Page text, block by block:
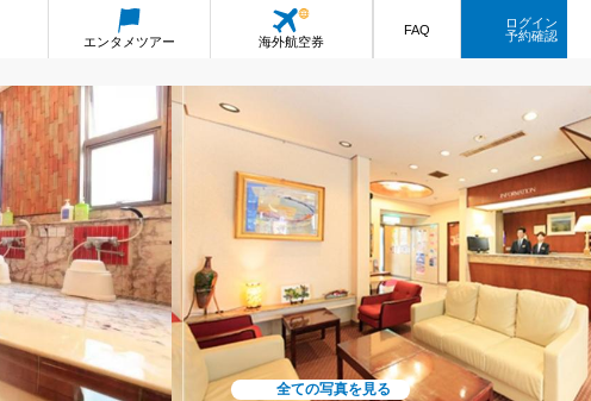
エンタメツアー 海外航空券
FAQ
ログイン
予約確認
全ての写真を見る